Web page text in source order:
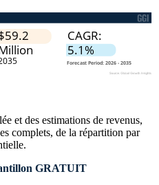
et des estimations de revenus,
complets, de la répartition par
.
GRATUIT